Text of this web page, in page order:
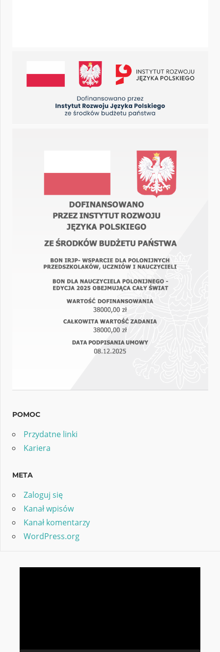
POMOC
Przydatne linki
Kariera
META
Zaloguj się
Kanał wpisów
Kanał komentarzy
WordPress.org